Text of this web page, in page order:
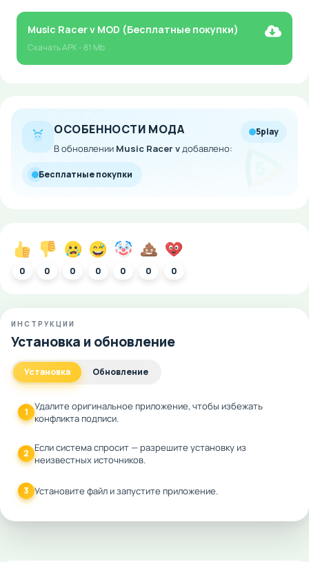
Music Racer v MOD (Бесплатные покупки)
СкачатьAPK- 81 Mb
ОСОБЕННОСТИ МОДА
В обновлении Music Racer vдобавлено:
5play
Бесплатные покупки
0 0 0 0 0 0 0
ИНСТРУКЦИИ
Установка и обновление
Установка Обновление
1 Удалите оригинальное приложение, чтобы избежать
конфликта подписи.
2 Если система спросит — разрешите установку из
неизвестных источников.
3 Установите файл и запустите приложение.